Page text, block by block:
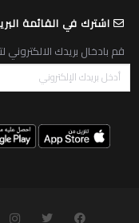
اشترك في القائمة
قم بادخال بريدك الالكتروني